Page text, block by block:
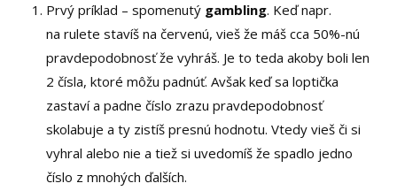
Prvý príklad – spomenutý gambling. Keď napr.
na rulete stavíš na červenú, vieš že máš cca 50%-nú
pravdepodobnosť že vyhráš. Je to teda akoby boli len
2 čísla, ktoré môžu padnúť. Avšak keď sa loptička
zastaví a padne číslo zrazu pravdepodobnosť
skolabuje a ty zistíš presnú hodnotu. Vtedy vieš či si
vyhral alebo nie a tiež si uvedomíš že spadlo jedno
číslo z mnohých ďalších.